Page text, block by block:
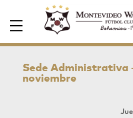
Area de Socios
Sede Administrativa
noviembre